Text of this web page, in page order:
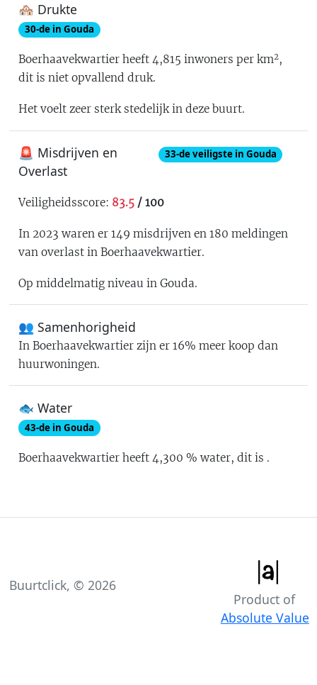
🏘 Drukte
30-de in Gouda
Boerhaavekwartier heeft4,815 inwoners per km2,
dit isniet opvallend druk.
Het voelt zeer sterk stedelijk in deze buurt.
🚨 Misdrijven en
Overlast
33-deveiligste in Gouda
Veiligheidsscore: 83.5 / 100
In 2023 waren er149 misdrijven en 180 meldingen
van overlast in Boerhaavekwartier.
Op middelmatig niveau in Gouda.
👥 Samenhorigheid
InBoerhaavekwartier zijn er 16% meer koop dan
huurwoningen.
🐟 Water
43-de in Gouda
Boerhaavekwartier heeft4,300 % water, dit is .
Buurtclick, © 2026
Product of
Absolute Value